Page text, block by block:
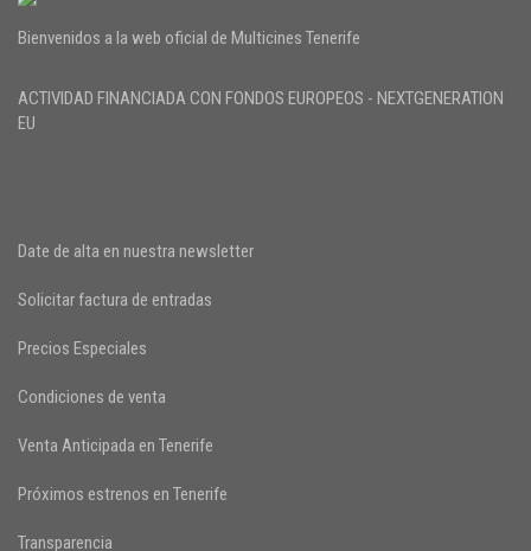
Bienvenidos a la web oficial de Multicines Tenerife
ACTIVIDAD FINANCIADA CON FONDOS EUROPEOS - NEXTGENERATION
EU
Date de alta en nuestra newsletter
Solicitar factura de entradas
Precios Especiales
Condiciones de venta
Venta Anticipada en Tenerife
Próximos estrenos en Tenerife
Transparencia